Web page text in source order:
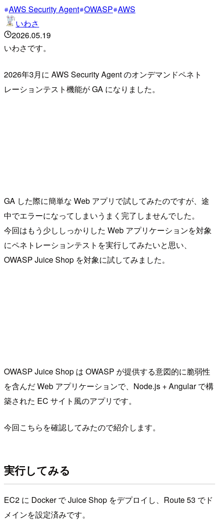
AWS Security Agent OWASP AWS
いわさ
2026.05.19
いわさです。
2026年3月に AWS Security Agent のオンデマンドペネト
レーションテスト機能が GA になりました。
GA した際に簡単な Web アプリで試してみたのですが、途
中でエラーになってしまいうまく完了しませんでした。
今回はもう少ししっかりした Web アプリケーションを対象
にペネトレーションテストを実行してみたいと思い、
OWASP Juice Shop を対象に試してみました。
OWASP Juice Shop は OWASP が提供する意図的に脆弱性
を含んだ Web アプリケーションで、Node.js + Angular で構
築された EC サイト風のアプリです。
今回こちらを確認してみたので紹介します。
実行してみる
EC2 に Docker で Juice Shop をデプロイし、Route 53 でド
メインを設定済みです。